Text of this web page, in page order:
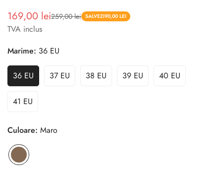
Pret
redus
169,00 lei
Pret 259,00 lei SALVEZI90,00 LEI
TVA inclus
Marime: 36 EU
36 EU 37 EU 38 EU 39 EU 40 EU
41 EU
Culoare: Maro